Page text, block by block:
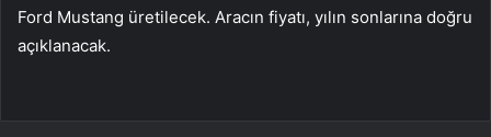
Ford Mustang üretilecek. Aracın fiyatı, yılın sonlarına doğru
açıklanacak.